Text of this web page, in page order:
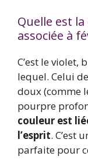
Quelle est
associée à
C’est le violet,
lequel. Celui
doux (comme
pourpre
couleur est
l’esprit. C’est
parfaite pour